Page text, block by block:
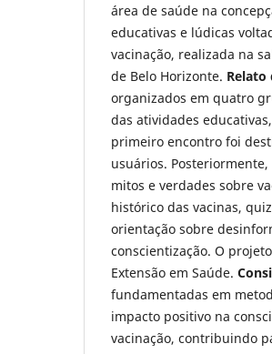
área de saúde na
educativas e lúdicas
vacinação, realizada na
de Belo Horizonte. Relato
organizados em quatro
das atividades
primeiro encontro foi
usuários.
mitos e verdades sobre
histórico das vacinas,
orientação sobre
conscientização. O
Extensão em Saúde.
fundamentadas em
impacto positivo na
vacinação, contribuindo